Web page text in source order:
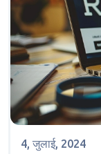
4, जुलाई, 2024